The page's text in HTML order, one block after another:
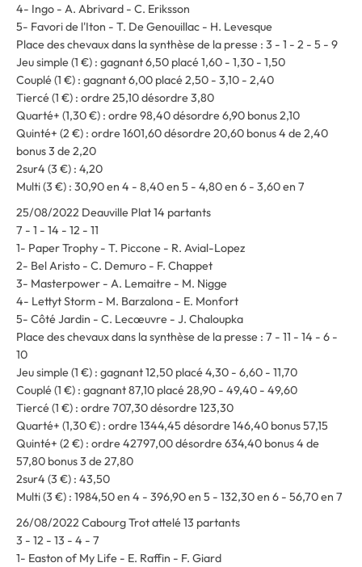
4- Ingo - A. Abrivard - C. Eriksson
5- Favori de l'Iton - T. De Genouillac - H. Levesque
Place des chevaux dans la synthèse de la presse : 3 - 1 - 2 - 5 - 9
Jeu simple (1 €) : gagnant 6,50 placé 1,60 - 1,30 - 1,50
Couplé (1 €) : gagnant 6,00 placé 2,50 - 3,10 - 2,40
Tiercé (1 €) : ordre 25,10 désordre 3,80
Quarté+ (1,30 €) : ordre 98,40 désordre 6,90 bonus 2,10
Quinté+ (2 €) : ordre 1601,60 désordre 20,60 bonus 4 de 2,40
bonus 3 de 2,20
2sur4 (3 €) : 4,20
Multi (3 €) : 30,90 en 4 - 8,40 en 5 - 4,80 en 6 - 3,60 en 7
25/08/2022 Deauville Plat 14 partants
7 - 1 - 14 - 12 - 11
1- Paper Trophy - T. Piccone - R. Avial-Lopez
2- Bel Aristo - C. Demuro - F. Chappet
3- Masterpower - A. Lemaitre - M. Nigge
4- Lettyt Storm - M. Barzalona - E. Monfort
5- Côté Jardin - C. Lecœuvre - J. Chaloupka
Place des chevaux dans la synthèse de la presse : 7 - 11 - 14 - 6 -
10
Jeu simple (1 €) : gagnant 12,50 placé 4,30 - 6,60 - 11,70
Couplé (1 €) : gagnant 87,10 placé 28,90 - 49,40 - 49,60
Tiercé (1 €) : ordre 707,30 désordre 123,30
Quarté+ (1,30 €) : ordre 1344,45 désordre 146,40 bonus 57,15
Quinté+ (2 €) : ordre 42797,00 désordre 634,40 bonus 4 de
57,80 bonus 3 de 27,80
2sur4 (3 €) : 43,50
Multi (3 €) : 1984,50 en 4 - 396,90 en 5 - 132,30 en 6 - 56,70 en 7
26/08/2022 Cabourg Trot attelé 13 partants
3 - 12 - 13 - 4 - 7
1- Easton of My Life - E. Raffin - F. Giard